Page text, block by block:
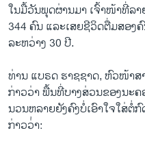
ໃນມື້ວັນພຸດຜ່ານມາ ເຈົ້າໜ້າທີ່ລ
344 ຄົນ ແລະເສຍຊີວິດຕື່ມສອງ
ລະຫວ່າງ 30 ປີ.
ທ່ານ ແບຣດ ຮາຊຊາດ, ຫົວໜ້າສ
ກ່າວວ່າ ພື້ນທີ່ບາງສ່ວນຂອງນະ
ນວນຫລາຍຍັງຄົງບໍ່ເອົາໃຈໃສ່ຕໍ່
ກ່າວວ່່າ: